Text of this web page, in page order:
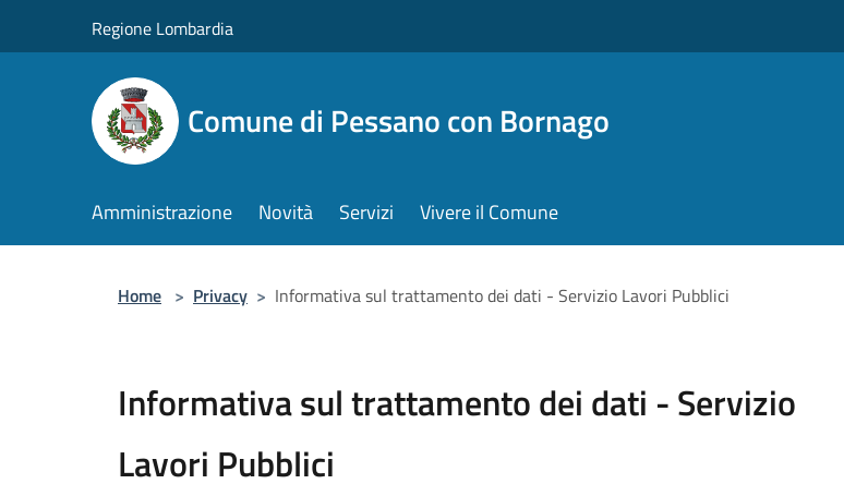
Regione Lombardia
Comune di Pessano con Bornago
Amministrazione Novità Servizi Vivere il Comune
Home > Privacy > Informativa sul trattamento dei dati - Servizio Lavori Pubblici
Informativa sul trattamento dei dati - Servizio
Lavori Pubblici